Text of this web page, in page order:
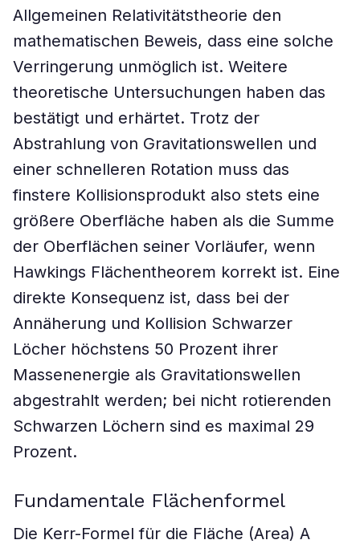
Allgemeinen Relativitätstheorie den
mathematischen Beweis, dass eine solche
Verringerung unmöglich ist. Weitere
theoretische Untersuchungen haben das
bestätigt und erhärtet. Trotz der
Abstrahlung von Gravitationswellen und
einer schnelleren Rotation muss das
finstere Kollisionsprodukt also stets eine
größere Oberfläche haben als die Summe
der Oberflächen seiner Vorläufer, wenn
Hawkings Flächentheorem korrekt ist. Eine
direkte Konsequenz ist, dass bei der
Annäherung und Kollision Schwarzer
Löcher höchstens 50 Prozent ihrer
Massenenergie als Gravitationswellen
abgestrahlt werden; bei nicht rotierenden
Schwarzen Löchern sind es maximal 29
Prozent.
Fundamentale Flächenformel
Die Kerr-Formel für die Fläche (Area) A